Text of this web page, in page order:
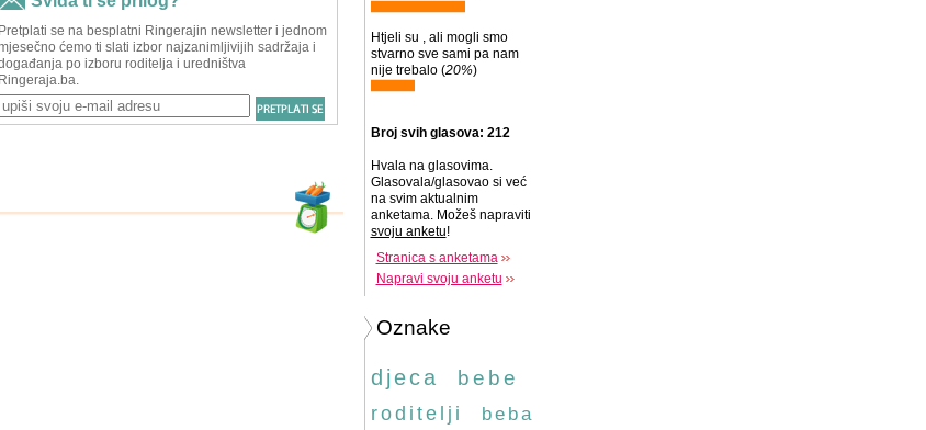
Htjeli su , ali mogli smo
stvarno sve sami pa nam
nije trebalo (20%)
Broj svih glasova: 212
Hvala na glasovima.
Glasovala/glasovao si već
na svim aktualnim
anketama. Možeš napraviti
svoju anketu!
Stranica s anketama
Napravi svoju anketu
Oznake
djeca bebe
roditelji beba